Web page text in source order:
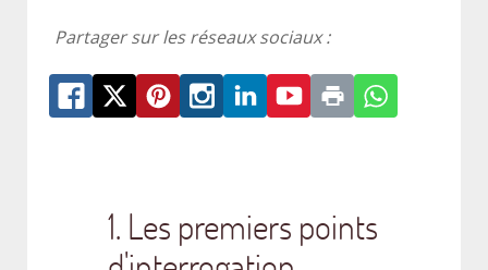
Partager sur les réseaux sociaux :
1. Les premiers points